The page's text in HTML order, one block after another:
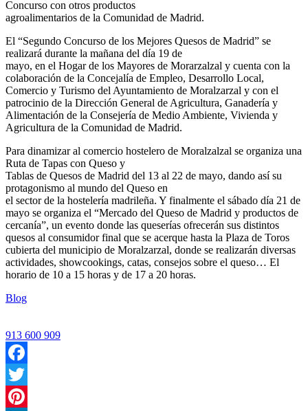
Concurso con otros productos
agroalimentarios de la Comunidad de Madrid.
El “Segundo Concurso de los Mejores Quesos de Madrid” se
realizará durante la mañana del día 19 de
mayo, en el Hogar de los Mayores de Morarzalzal y cuenta con la
colaboración de la Concejalía de Empleo, Desarrollo Local,
Comercio y Turismo del Ayuntamiento de Moralzarzal y con el
patrocinio de la Dirección General de Agricultura, Ganadería y
Alimentación de la Consejería de Medio Ambiente, Vivienda y
Agricultura de la Comunidad de Madrid.
Para dinamizar al comercio hostelero de Moralzalzal se organiza una
Ruta de Tapas con Queso y
Tablas de Quesos de Madrid del 13 al 22 de mayo, dando así su
protagonismo al mundo del Queso en
el sector de la hostelería madrileña. Y finalmente el sábado día 21 de
mayo se organiza el “Mercado del Queso de Madrid y productos de
cercanía”, un evento donde las queserías ofrecerán sus distintos
quesos al consumidor final que se acerque hasta la Plaza de Toros
cubierta del municipio de Moralzarzal, donde se realizarán diversas
actividades, showcookings, catas, consejos sobre el queso… El
horario de 10 a 15 horas y de 17 a 20 horas.
Blog
913 600 909
Facebook
Twitter